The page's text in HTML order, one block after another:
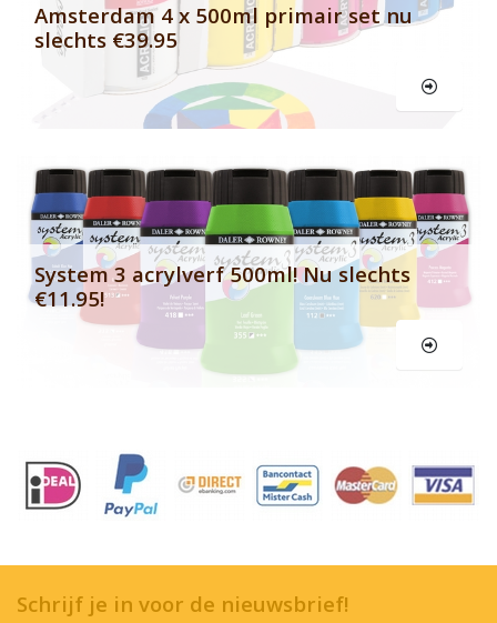
Amsterdam 4 x 500ml primair set nu
slechts €39.95
System 3 acrylverf 500ml! Nu slechts
€11.95!
Schrijf je in voor de nieuwsbrief!